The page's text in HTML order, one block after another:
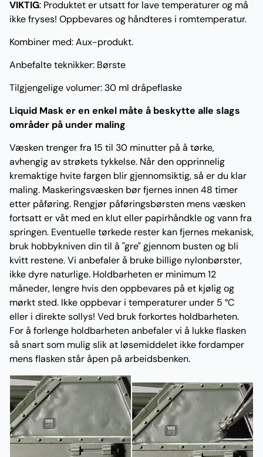
VIKTIG: Produktet er utsatt for lave temperaturer og må
ikke fryses! Oppbevares og håndteres i romtemperatur.
Kombiner med: Aux-produkt.
Anbefalte teknikker: Børste
Tilgjengelige volumer: 30 ml dråpeflaske
Liquid Mask er en enkel måte å beskytte alle slags
områder på under maling
Væsken trenger fra 15 til 30 minutter på å tørke,
avhengig av strøkets tykkelse. Når den opprinnelig
kremaktige hvite fargen blir gjennomsiktig, så er du klar
maling. Maskeringsvæsken bør fjernes innen 48 timer
etter påføring. Rengjør påføringsbørsten mens væsken
fortsatt er våt med en klut eller papirhåndkle og vann fra
springen. Eventuelle tørkede rester kan fjernes mekanisk,
bruk hobbykniven din til å "gre" gjennom busten og bli
kvitt restene. Vi anbefaler å bruke billige nylonbørster,
ikke dyre naturlige. Holdbarheten er minimum 12
måneder, lengre hvis den oppbevares på et kjølig og
mørkt sted. Ikke oppbevar i temperaturer under 5 °C
eller i direkte sollys! Ved bruk forkortes holdbarheten.
For å forlenge holdbarheten anbefaler vi å lukke flasken
så snart som mulig slik at løsemiddelet ikke fordamper
mens flasken står åpen på arbeidsbenken.